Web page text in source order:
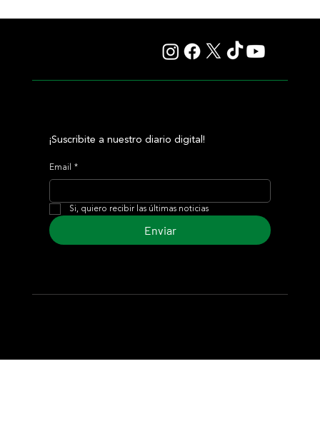
¡Suscribite a nuestro diario digital!
Email *
Si, quiero recibir las últimas noticias
Enviar